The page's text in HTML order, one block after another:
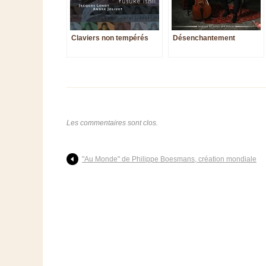
Claviers non tempérés Désenchantement
Les commentaires sont clos.
"Au Monde" de Philippe Boesmans, création mondiale